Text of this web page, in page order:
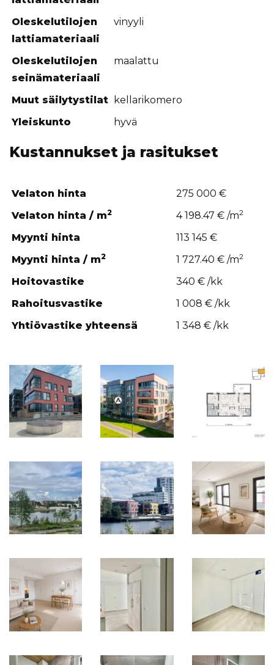
Oleskelutilojen
lattiamateriaali
vinyyli
Oleskelutilojen
seinämateriaali
maalattu
Muut säilytystilat
kellarikomero
Yleiskunto
hyvä
Kustannukset ja rasitukset
Velaton hinta
275 000 €
Velaton hinta / m2 4 198.47 € /m2
Myynti hinta
113 145 €
Myynti hinta / m2 1 727.40 € /m2
Hoitovastike
340 € /kk
Rahoitusvastike
1 008 € /kk
Yhtiövastike yhteensä
1 348 € /kk